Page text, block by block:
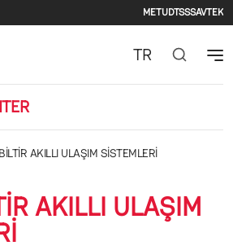
METUDTSSSAVTEK
TR
AKILLI ULAŞIM SİSTEMLERİ
AKILLI ULAŞIM